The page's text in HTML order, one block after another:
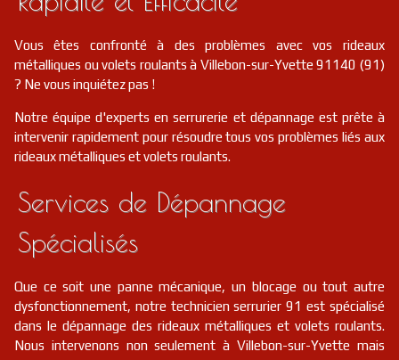
Vous êtes confronté à des problèmes avec vos rideaux
métalliques ou volets roulants à Villebon-sur-Yvette 91140 (91)
? Ne vous inquiétez pas !
Notre équipe d'experts en serrurerie et dépannage est prête à
intervenir rapidement pour résoudre tous vos problèmes liés aux
rideaux métalliques et volets roulants.
Services de Dépannage
Spécialisés
Que ce soit une panne mécanique, un blocage ou tout autre
dysfonctionnement, notre technicien serrurier 91 est spécialisé
dans le dépannage des rideaux métalliques et volets roulants.
Nous intervenons non seulement à Villebon-sur-Yvette mais